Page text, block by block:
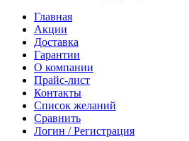
Главная
Акции
Доставка
Гарантии
О компании
Прайс-лист
Контакты
Список желаний
Сравнить
Логин / Регистрация